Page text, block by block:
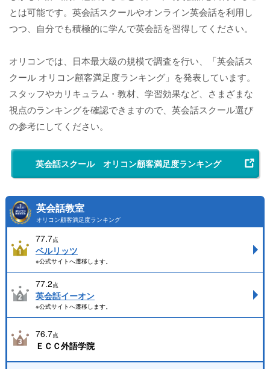
とは可能です。英会話スクールやオンライン英会話を利用し
つつ、自分でも積極的に学んで英会話を習得してください。
オリコンでは、日本最大級の規模で調査を行い、「英会話ス
クール オリコン顧客満足度ランキング」を発表しています。
スタッフやカリキュラム・教材、学習効果など、さまざまな
視点のランキングを確認できますので、英会話スクール選び
の参考にしてください。
英会話スクール オリコン顧客満足度ランキング
英会話教室
オリコン顧客満足度ランキング
77.7点
ベルリッツ
※公式サイトへ遷移します。
77.2点
英会話イーオン
※公式サイトへ遷移します。
76.7点
ＥＣＣ外語学院